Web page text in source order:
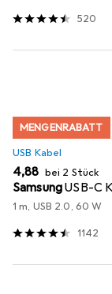
520
MENGENRABATT
USB Kabel
EUR
4,88 bei 2 Stück
SamsungUSB-C
1 m, USB 2.0, 60 W
1142